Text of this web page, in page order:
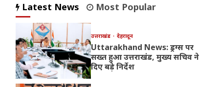
Latest News Most Popular
उत्तराखंड देहरादून
Uttarakhand News: ड्रग्स पर
सख्त हुआ उत्तराखंड, मुख्य सचिव ने
दिए बड़े निर्देश